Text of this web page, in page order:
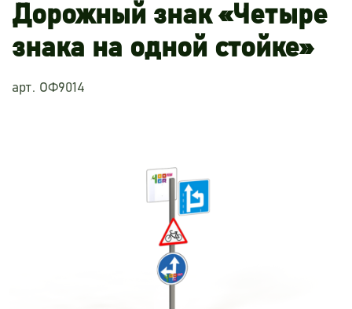
Дорожный знак «Четыре
знака на одной стойке»
арт. ОФ9014